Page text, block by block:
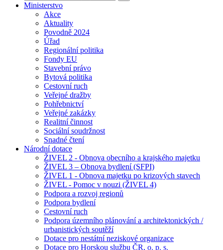
Ministerstvo
Akce
Aktuality
Povodně 2024
Úřad
Regionální politika
Fondy EU
Stavební právo
Bytová politika
Cestovní ruch
Veřejné dražby
Pohřebnictví
Veřejné zakázky
Realitní činnost
Sociální soudržnost
Snadné čtení
Národní dotace
ŽIVEL 2 - Obnova obecního a krajského majetku
ŽIVEL 3 – Obnova bydlení (SFPI)
ŽIVEL 1 - Obnova majetku po krizových stavech
ŽIVEL - Pomoc v nouzi (ŽIVEL 4)
Podpora a rozvoj regionů
Podpora bydlení
Cestovní ruch
Podpora územního plánování a architektonických /
urbanistických soutěží
Dotace pro nestátní neziskové organizace
Dotace pro Horskou službu ČR, o. p. s.